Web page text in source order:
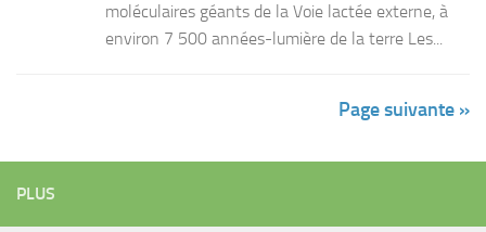
moléculaires géants de la Voie lactée externe, à
environ 7 500 années-lumière de la terre Les...
Page suivante »
PLUS